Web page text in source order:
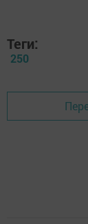
Теги:
250